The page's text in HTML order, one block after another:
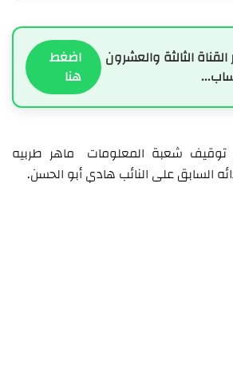
الثالثة والعشرون
اضغط
هنا
شعبة المعلومات ماهر طربيه
السابق على النائب هادي أبو الحسن.